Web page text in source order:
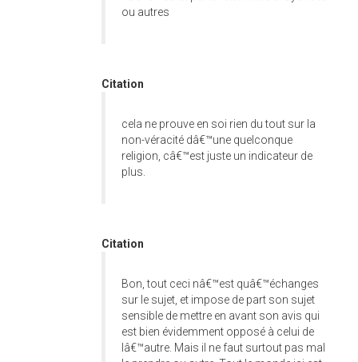
ou autres
Citation
cela ne prouve en soi rien du tout sur la
non-véracité dâ€™une quelconque
religion, câ€™est juste un indicateur de
plus.
Citation
Bon, tout ceci nâ€™est quâ€™échanges
sur le sujet, et impose de part son sujet
sensible de mettre en avant son avis qui
est bien évidemment opposé à celui de
lâ€™autre. Mais il ne faut surtout pas mal